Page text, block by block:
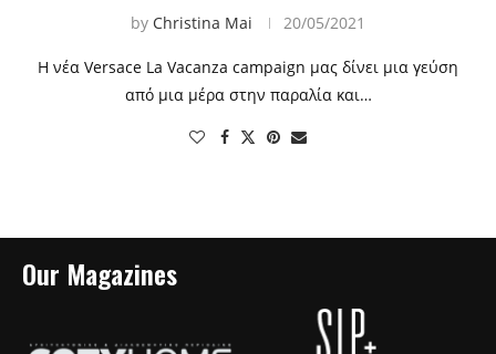
by Christina Mai 20/05/2021
Η νέα Versace La Vacanza campaign μας δίνει μια γεύση
από μια μέρα στην παραλία και…
Our Magazines